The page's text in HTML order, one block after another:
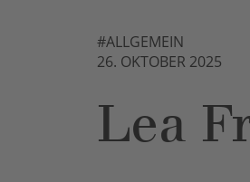
#ALLGEMEIN
26. OKTOBER 2025
Lea